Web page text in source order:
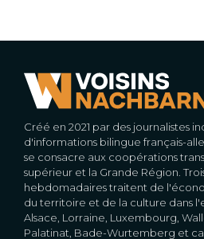
Créé en 2021 par des journalistes
d'informations bilingue français-
se consacre aux coopérations
supérieur et la Grande Région.
hebdomadaires traitent de
du territoire et de la culture dans
Alsace, Lorraine, Luxembourg,
Palatinat, Bade-Wurtemberg et